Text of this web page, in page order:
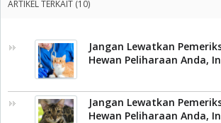
ARTIKEL TERKAIT (10)
Jangan Lewatkan
Hewan Peliharaan Anda,
Jangan Lewatkan
Hewan Peliharaan Anda,